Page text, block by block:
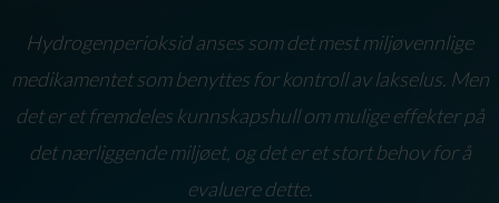
Hydrogenperioksid anses som det mest miljøvennlige
medikamentet som benyttes for kontroll av lakselus. Men
det er et fremdeles kunnskapshull om mulige effekter på
det nærliggende miljøet, og det er et stort behov for å
evaluere dette.